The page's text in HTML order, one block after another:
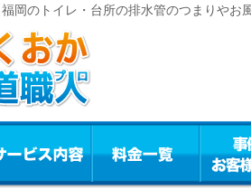
福岡のトイレ・台所の排水管のつまりや